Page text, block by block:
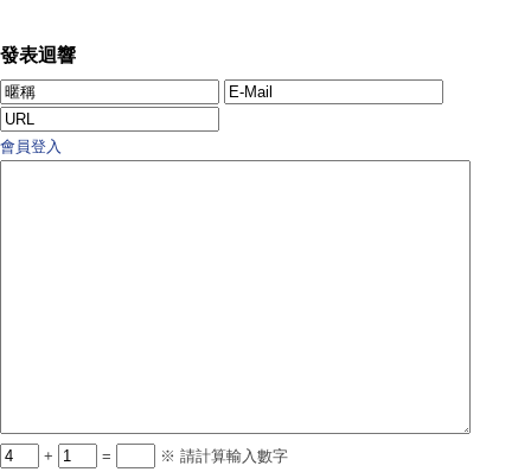
發表迴響
會員登入
+ = ※ 請計算輸入數字